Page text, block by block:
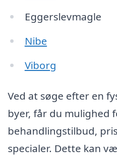
Eggerslevmagle
Nibe
Viborg
Ved at søge efter en
byer, får du mulighed
behandlingstilbud,
specialer. Dette kan